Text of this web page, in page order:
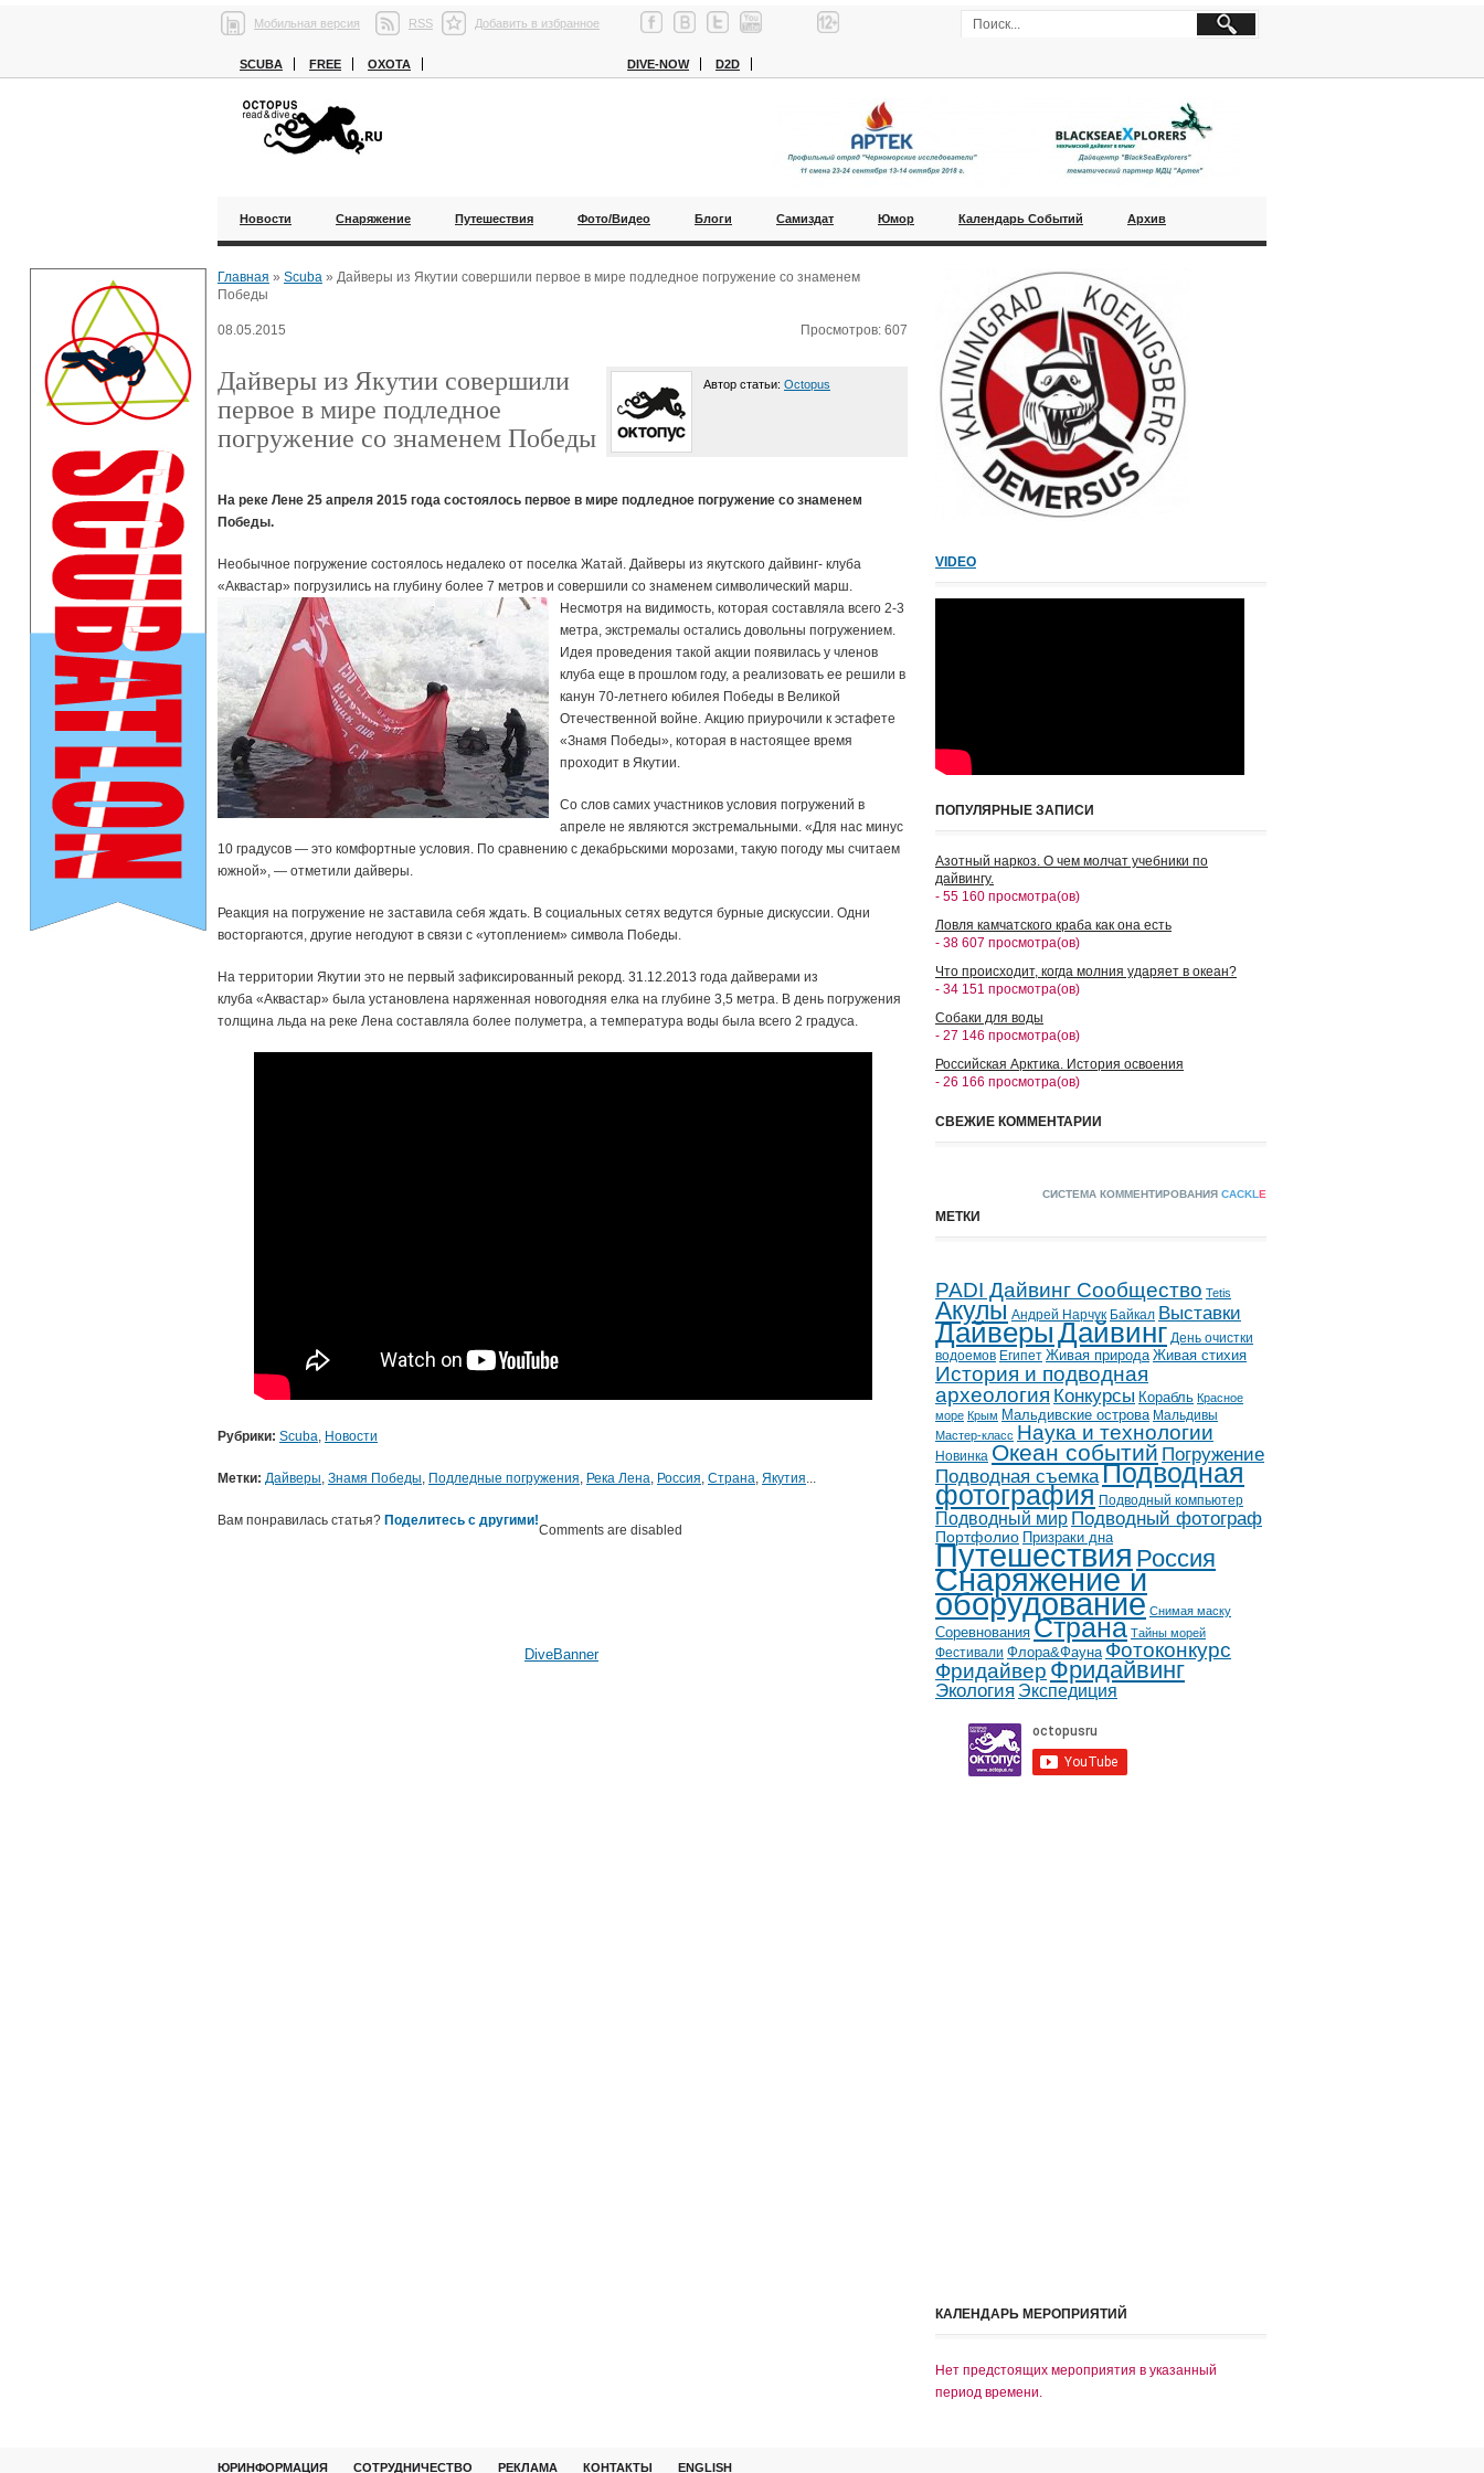
Мобильная версия RSS Добавить в избранное
SCUBA FREE ОХОТА DIVE-NOW D2D
Новости Снаряжение Путешествия Фото/Видео Блоги Самиздат Юмор Календарь Событий Архив
Главная » Scuba » Дайверы из Якутии совершили первое в мире подледное погружение со знаменем
Победы
08.05.2015 Просмотров: 607
Автор статьи: Octopus
Дайверы из Якутии совершили
первое в мире подледное
погружение со знаменем Победы
На реке Лене 25 апреля 2015 года состоялось первое в мире подледное погружение со знаменем
Победы.
Необычное погружение состоялось недалеко от поселка Жатай. Дайверы из якутского дайвинг- клуба
«Аквастар» погрузились на глубину более 7 метров и совершили со знаменем символический марш.
Несмотря на видимость, которая составляла всего 2-3
метра, экстремалы остались довольны погружением.
Идея проведения такой акции появилась у членов
клуба еще в прошлом году, а реализовать ее решили в
канун 70-летнего юбилея Победы в Великой
Отечественной войне. Акцию приурочили к эстафете
«Знамя Победы», которая в настоящее время
проходит в Якутии.
Со слов самих участников условия погружений в
апреле не являются экстремальными. «Для нас минус
10 градусов — это комфортные условия. По сравнению с декабрьскими морозами, такую погоду мы считаем
южной», — отметили дайверы.
Реакция на погружение не заставила себя ждать. В социальных сетях ведутся бурные дискуссии. Одни
восторгаются, другие негодуют в связи с «утоплением» символа Победы.
На территории Якутии это не первый зафиксированный рекорд. 31.12.2013 года дайверами из
клуба «Аквастар» была установлена наряженная новогодняя елка на глубине 3,5 метра. В день погружения
толщина льда на реке Лена составляла более полуметра, а температура воды была всего 2 градуса.
Рубрики: Scuba, Новости
Метки: Дайверы, Знамя Победы, Подледные погружения, Река Лена, Россия, Страна, Якутия...
Вам понравилась статья? Поделитесь с другими!
Comments are disabled
DiveBanner
VIDEO
ПОПУЛЯРНЫЕ ЗАПИСИ
Азотный наркоз. О чем молчат учебники по
дайвингу.
- 55 160 просмотра(ов)
Ловля камчатского краба как она есть
- 38 607 просмотра(ов)
Что происходит, когда молния ударяет в океан?
- 34 151 просмотра(ов)
Собаки для воды
- 27 146 просмотра(ов)
Российская Арктика. История освоения
- 26 166 просмотра(ов)
СВЕЖИЕ КОММЕНТАРИИ
СИСТЕМА КОММЕНТИРОВАНИЯ CACKL E
МЕТКИ
PADI Дайвинг Сообщество Tetis
Акулы Андрей Нарчук Байкал Выставки
ДайверыДайвинг День очистки
водоемов Египет Живая природа Живая стихия
История и подводная
археология Конкурсы Корабль Красное
море Крым Мальдивские острова Мальдивы
Мастер-класс Наука и технологии
Новинка Океан событий Погружение
Подводная съемкаПодводная
фотография Подводный компьютер
Подводный мир Подводный фотограф
Портфолио Призраки дна
Путешествия Россия
Снаряжение и
оборудование Снимая маску
Соревнования Страна Тайны морей
Фестивали Флора&Фауна Фотоконкурс
Фридайвер Фридайвинг
Экология Экспедиция
КАЛЕНДАРЬ МЕРОПРИЯТИЙ
Нет предстоящих мероприятия в указанный
период времени.
ЮРИНФОРМАЦИЯ СОТРУДНИЧЕСТВО РЕКЛАМА КОНТАКТЫ ENGLISH